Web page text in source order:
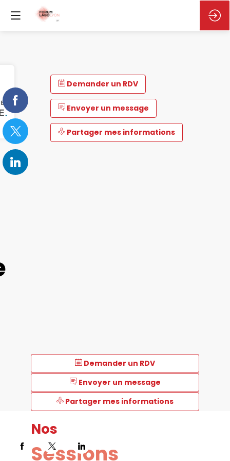
Demander un RDV
Envoyer un message
Partager mes informations
Demander un RDV
Envoyer un message
Partager mes informations
Nos
Sessions